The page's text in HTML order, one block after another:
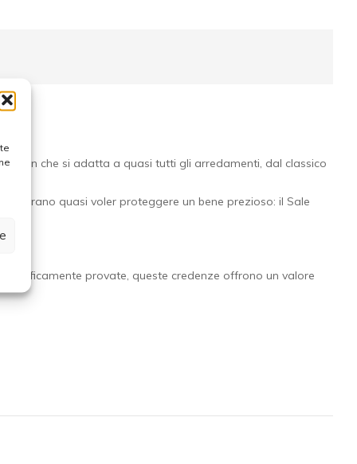
che si adatta a quasi tutti gli arredamenti, dal classico
quasi voler proteggere un bene prezioso: il Sale
provate, queste credenze offrono un valore